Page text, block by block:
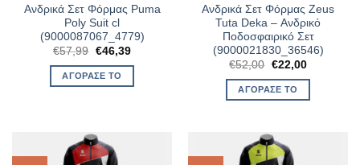
Ανδρικά Σετ Φόρμας Puma
Poly Suit cl
(9000087067_4779)
€57,99 Original
was:
€57,99.
€46,39Η
ΑΓΌΡΑΣΈ ΤΟ
Ανδρικά Σετ Φόρμας Zeus
Tuta Deka – Ανδρικό
Ποδοσφαιρικό Σετ
(9000021830_36546)
€52,00 Original
was:
€52,00.
€22,00Η
ΑΓΌΡΑΣΈ ΤΟ